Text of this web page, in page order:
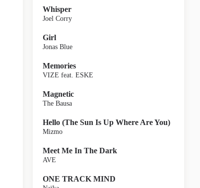
Whisper
Joel Corry
Girl
Jonas Blue
Memories
VIZE feat. ESKE
Magnetic
The Bausa
Hello (The Sun Is Up Where Are You)
Mizmo
Meet Me In The Dark
AVE
ONE TRACK MIND